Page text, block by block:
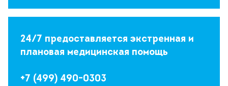
24/7 предоставляется экстренная и
плановая медицинская помощь
+7 (499) 490-0303